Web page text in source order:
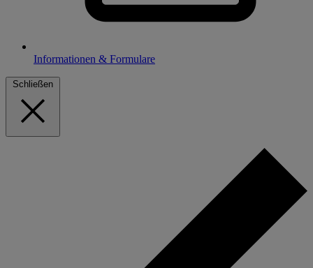
Informationen & Formulare
Schließen